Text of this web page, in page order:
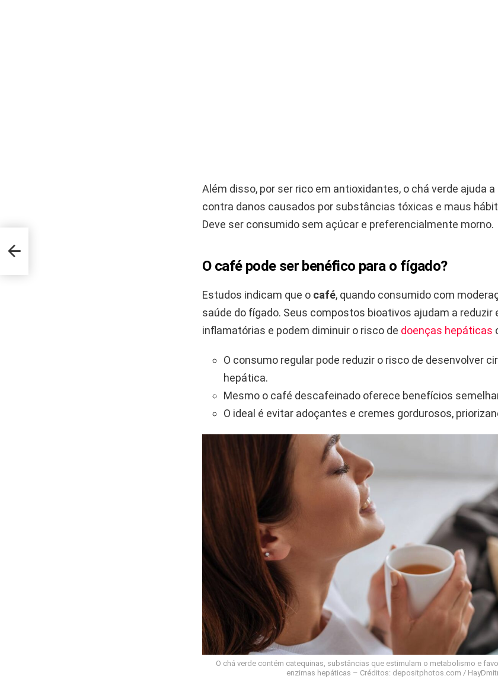
Além disso, por ser rico em antioxidantes, o chá verde ajuda
contra danos causados por substâncias tóxicas e maus
Deve ser consumido sem açúcar e preferencialmente morno.
O café pode ser benéfico para o fígado?
Estudos indicam que o café, quando consumido com
saúde do fígado. Seus compostos bioativos ajudam a reduzir
inflamatórias e podem diminuir o risco de doenças hepáticas
O consumo regular pode reduzir o risco de desenvolver
hepática.
Mesmo o café descafeinado oferece benefícios
O ideal é evitar adoçantes e cremes gordurosos,
O chá verde contém catequinas, substâncias que estimulam o metabolismo e
enzimas hepáticas – Créditos: depositphotos.com /
em